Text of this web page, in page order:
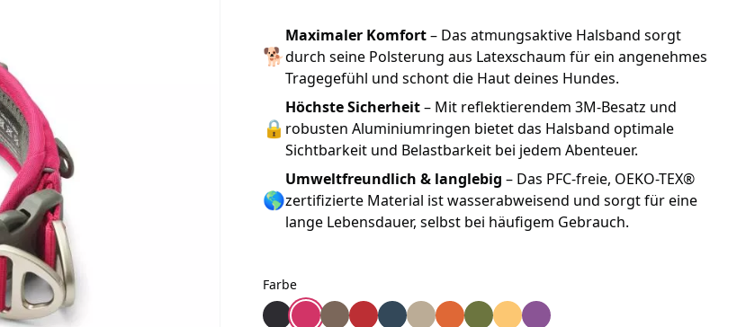
🐕
Maximaler Komfort– Das atmungsaktive Halsband sorgt
durch seine Polsterung aus Latexschaum für ein angenehmes
Tragegefühl und schont die Haut deines Hundes.
🔒
Höchste Sicherheit– Mit reflektierendem 3M-Besatz und
robusten Aluminiumringen bietet das Halsband optimale
Sichtbarkeit und Belastbarkeit bei jedem Abenteuer.
🌎
Umweltfreundlich & langlebig – Das PFC-freie, OEKO-TEX®
zertifizierte Material ist wasserabweisend und sorgt für eine
lange Lebensdauer, selbst bei häufigem Gebrauch.
Farbe
Farbe
Dog Copenhagen Urban Explorer V3 Halsband schwarz
Dog Copenhagen Urban Explorer V3 Halsband Wild Rose
Dog Copenhagen Urban Explorer V3 Halsband mocca
Dog Copenhagen Urban Explorer V3 Halsband Classic Red
Dog Copenhagen Urban Explorer V3 Halsband Ocean
Dog Copenhagen Urban Explorer V3 Halsband
Dog Copenhagen Urban Explorer V3
Dog Copenhagen Urban Explorer V3
Dog Copenhagen Urban Explorer
Dog Copenhagen Urban